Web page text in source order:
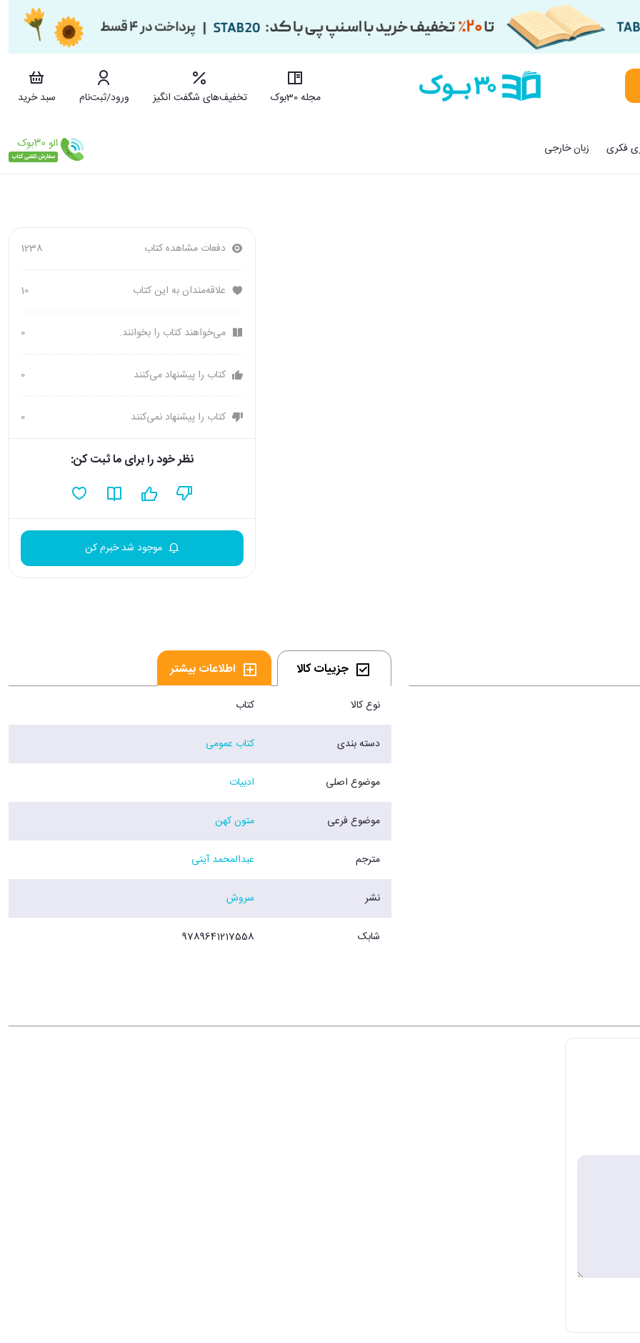
مجله 30بوک تخفیف‌های شگفت انگیز ورود/ثبت‌نام
سبد خرید
فکری زبان خارجی
دفعات مشاهده کتاب 1238
علاقه‌مندان به این کتاب 10
می‌خواهند کتاب را بخوانند. 0
کتاب را پیشنهاد می‌کنند 0
کتاب را پیشنهاد نمی‌کنند 0
نظر خود را برای ما ثبت کن:
موجود شد خبرم کن
جزییات کالا اطلاعات بیشتر
نوع کالا کتاب
دسته بندی کتاب عمومی
موضوع اصلی ادبیات
موضوع فرعی متون کهن
مترجم عبدالمحمد آیتی
نشر سروش
شابک 9789641217558